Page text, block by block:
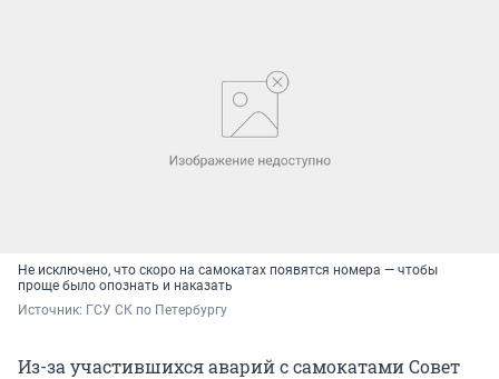
Не исключено, что скоро на самокатах появятся номера — чтобы
проще было опознать и наказать
Источник: ГСУ СК по Петербургу
Из-за участившихся аварий с самокатами Совет